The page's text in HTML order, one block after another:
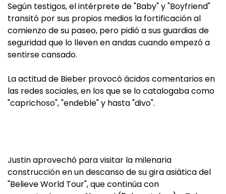
Según testigos, el intérprete de "Baby" y "Boyfriend"
transitó por sus propios medios la fortificación al
comienzo de su paseo, pero pidió a sus guardias de
seguridad que lo lleven en andas cuando empezó a
sentirse cansado.
La actitud de Bieber provocó ácidos comentarios en
las redes sociales, en los que se lo catalogaba como
"caprichoso", "endeble" y hasta "divo".
Justin aprovechó para visitar la milenaria
construcción en un descanso de su gira asiática del
"Believe World Tour", que continúa con